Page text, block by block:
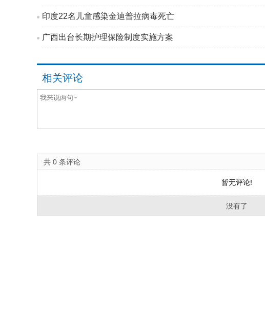
印度22名儿童感染金迪普拉病毒死亡
广西出台长期护理保险制度实施方案
相关评论
共 0 条评论
暂无评论!
没有了